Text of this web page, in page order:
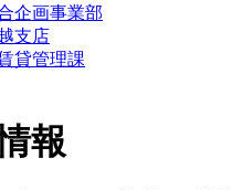
企画事業部
支店
貸管理課
報